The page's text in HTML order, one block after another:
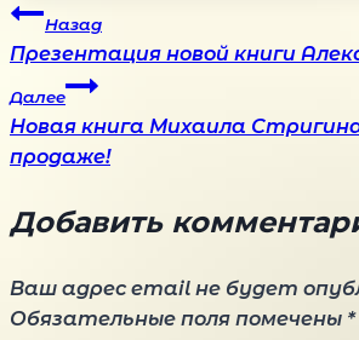
Навигация
по
записям
Назад
Презентация новой книги
Далее
Новая книга Михаила
продаже!
Добавить
Ваш адрес email не будет
Обязательные поля помечены *